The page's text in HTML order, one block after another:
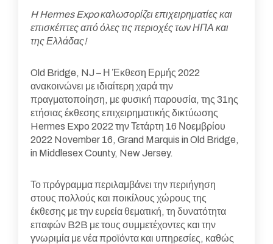
H Hermes Expo καλωσορίζει επιχειρηματίες και
επισκέπτες από όλες τις περιοχές των ΗΠΑ και
της Ελλάδας!
Old Bridge, NJ – Η Έκθεση Ερμής 2022
ανακοινώνει με ιδιαίτερη χαρά την
πραγματοποίηση, με φυσική παρουσία, της 31ης
ετήσιας έκθεσης επιχειρηματικής δικτύωσης
Hermes Expo 2022 την Τετάρτη 16 Νοεμβρίου
2022 November 16, Grand Marquis in Old Bridge,
in Middlesex County, New Jersey.
Το πρόγραμμα περιλαμβάνει την περιήγηση
στους πολλούς και ποικίλους χώρους της
έκθεσης με την ευρεία θεματική, τη δυνατότητα
επαφών B2B με τους συμμετέχοντες και την
γνωριμία με νέα προϊόντα και υπηρεσίες, καθώς